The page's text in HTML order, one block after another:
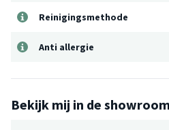
Reinigingsmethode
Anti allergie
Bekijk mij in de showroom